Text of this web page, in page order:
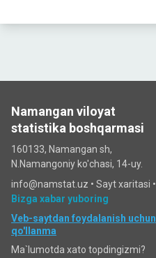
Namangan viloyat
statistika boshqarmasi
160133, Namangan sh,
N.Namangoniy ko'chasi, 14-uy.
info@namstat.uz • Sayt xaritasi •
Bizga xabar yuboring
Veb-saytdan foydalanish uchun
qo'llanma
Ma`lumotda xato topdingizmi?